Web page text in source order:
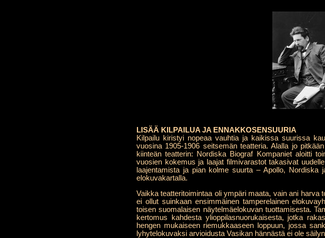
LISÄÄ KILPAILUA JA ENNAKKOSENSUURIA
Kilpailu kiristyi nopeaa vauhtia ja kaikissa suurissa
vuosina 1905-1906 seitsemän teatteria. Alalla jo
kiinteän teatterin: Nordiska Biograf Kompaniet aloitti
vuosien kokemus ja laajat filmivarastot takasivat
laajentamista ja pian kolme suurta – Apollo,
elokuvakartalla.
Vaikka teatteritoimintaa oli ympäri maata, vain ani
ei ollut suinkaan ensimmäinen tamperelainen
toisen suomalaisen näytelmäelokuvan tuottamisesta.
kertomus kahdesta ylioppilasnuorukaisesta, jotka
hengen mukaiseen riemukkaaseen loppuun, jossa
lyhytelokuvaksi arvioidusta Vasikan hännästä ei ole